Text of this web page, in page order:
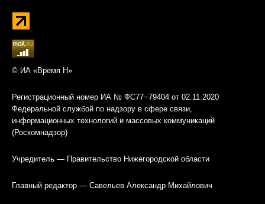
© ИА «Время Н»
Регистрационный номер ИА № ФС77−79404 от 02.11.2020
Федеральной службой по надзору в сфере связи,
информационных технологий и массовых коммуникаций
(Роскомнадзор)
Учредитель — Правительство Нижегородской области
Главный редактор — Савельев Александр Михайлович